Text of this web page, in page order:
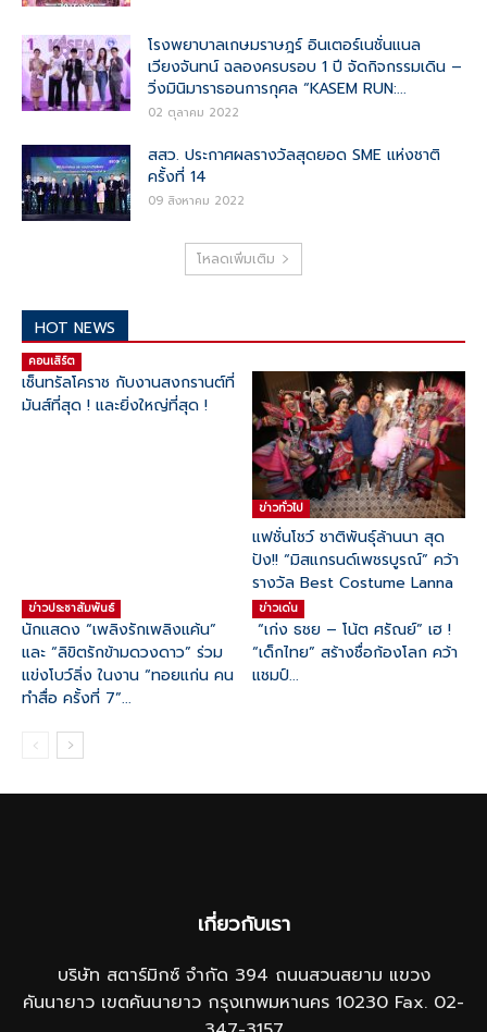
โรงพยาบาลเกษมราษฎร์ อินเตอร์เนชั่นแนล
เวียงจันทน์ ฉลองครบรอบ 1 ปี จัดกิจกรรมเดิน –
วิ่งมินิมาราธอนการกุศล “KASEM RUN:...
02 ตุลาคม 2022
สสว. ประกาศผลรางวัลสุดยอด SME แห่งชาติ
ครั้งที่ 14
09 สิงหาคม 2022
โหลดเพิ่มเติม
HOT NEWS
คอนเสิร์ต
เซ็นทรัลโคราช กับงานสงกรานต์ที่
มันส์ที่สุด ! และยิ่งใหญ่ที่สุด !
ข่าวทั่วไป
แฟชั่นโชว์ ชาติพันธุ์ล้านนา สุด
ปัง!! “มิสแกรนด์เพชรบูรณ์” คว้า
รางวัล Best Costume Lanna
ข่าวประชาสัมพันธ์
นักแสดง “เพลิงรักเพลิงแค้น”
และ “ลิขิตรักข้ามดวงดาว” ร่วม
แข่งโบว์ลิ่ง ในงาน “ทอยแก่น คน
ทำสื่อ ครั้งที่ 7”...
ข่าวเด่น
“เก่ง ธชย – โน้ต ศรัณย์” เฮ !
“เด็กไทย” สร้างชื่อก้องโลก คว้า
แชมป์...
เกี่ยวกับเรา
บริษัท สตาร์มิกซ์ จำกัด 394 ถนนสวนสยาม แขวง
คันนายาว เขตคันนายาว กรุงเทพมหานคร 10230 Fax. 02-